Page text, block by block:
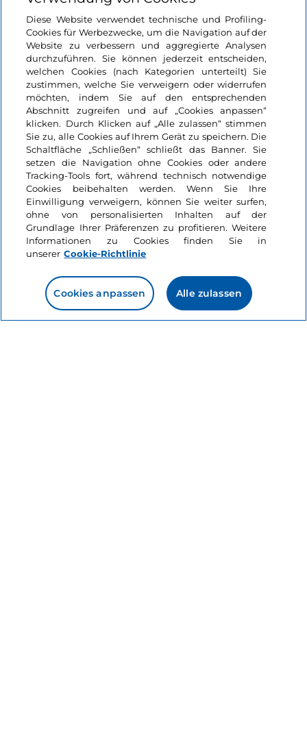
mit
Vogelbeobachtung
und Angeltourismus
2 Minuten
Events
Kunst und Kultur
Like
Etrusker und Venezianer.
Gewässer, Kulte und
Heiligtümer
Kunst und Kultur
Biennale Arte 2026
Diese Website verwendet technische und Profiling-
Cookies für Werbezwecke, um die Navigation auf der
Website zu verbessern und aggregierte Analysen
durchzuführen. Sie können jederzeit entscheiden,
welchen Cookies (nach Kategorien unterteilt) Sie
zustimmen, welche Sie verweigern oder widerrufen
möchten, indem Sie auf den entsprechenden
Abschnitt zugreifen und auf „Cookies anpassen“
klicken. Durch Klicken auf „Alle zulassen“ stimmen
Sie zu, alle Cookies auf Ihrem Gerät zu speichern. Die
Schaltfläche „Schließen“ schließt das Banner. Sie
setzen die Navigation ohne Cookies oder andere
Tracking-Tools fort, während technisch notwendige
Cookies beibehalten werden. Wenn Sie Ihre
Einwilligung verweigern, können Sie weiter surfen,
ohne von personalisierten Inhalten auf der
Grundlage Ihrer Präferenzen zu profitieren. Weitere
Informationen zu Cookies finden Sie in
unserer Cookie-Richtlinie
Cookies anpassen Alle zulassen